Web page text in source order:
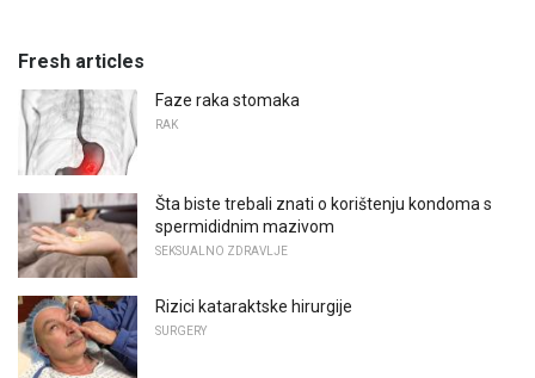
Fresh articles
Faze raka stomaka
RAK
Šta biste trebali znati o korištenju kondoma s
spermididnim mazivom
SEKSUALNO ZDRAVLJE
Rizici kataraktske hirurgije
SURGERY